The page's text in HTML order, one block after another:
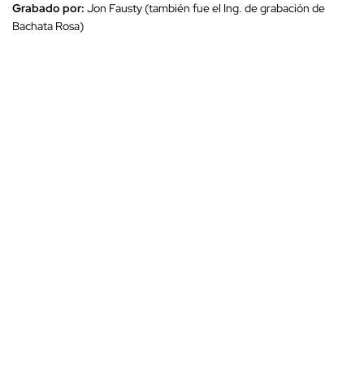
Grabado por: Jon Fausty (también fue el Ing. de grabación de
Bachata Rosa)